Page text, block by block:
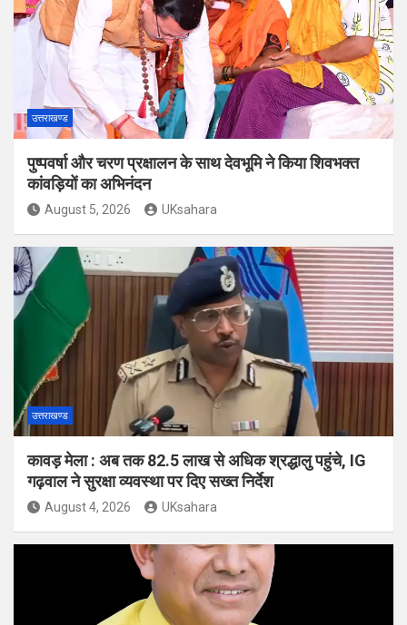
उत्तराखण्ड
पुष्पवर्षा और चरण प्रक्षालन के साथ देवभूमि ने किया शिवभक्त
कांवड़ियों का अभिनंदन
August 5, 2026 UKsahara
उत्तराखण्ड
कावड़ मेला : अब तक 82.5 लाख से अधिक श्रद्धालु पहुंचे, IG
गढ़वाल ने सुरक्षा व्यवस्था पर दिए सख्त निर्देश
August 4, 2026 UKsahara